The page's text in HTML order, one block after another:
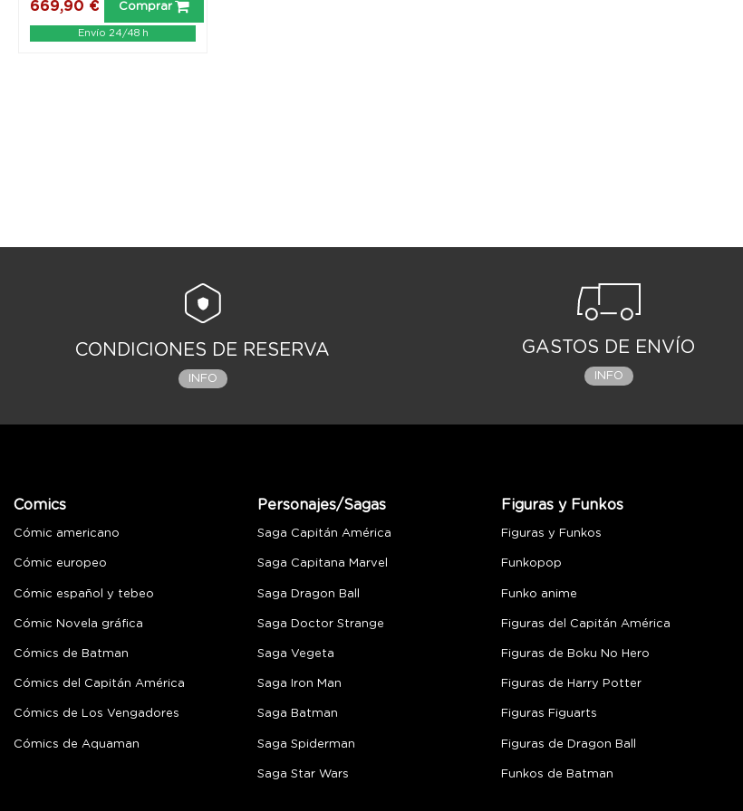
669,90 € Comprar
Envío 24/48 h
CONDICIONES DE RESERVA
INFO
GASTOS DE ENVÍO
INFO
Comics
Cómic americano
Cómic europeo
Cómic español y tebeo
Cómic Novela gráfica
Cómics de Batman
Cómics del Capitán América
Cómics de Los Vengadores
Cómics de Aquaman
Personajes/Sagas
Saga Capitán América
Saga Capitana Marvel
Saga Dragon Ball
Saga Doctor Strange
Saga Vegeta
Saga Iron Man
Saga Batman
Saga Spiderman
Saga Star Wars
Figuras y Funkos
Figuras y Funkos
Funkopop
Funko anime
Figuras del Capitán América
Figuras de Boku No Hero
Figuras de Harry Potter
Figuras Figuarts
Figuras de Dragon Ball
Funkos de Batman